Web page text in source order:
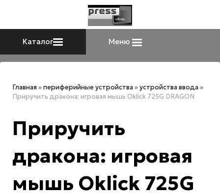
Каталог Меню
Главная »периферийные устройства »устройства ввода »
Приручить дракона: игровая мышь Oklick 725G DRAGON
Приручить
дракона: игровая
мышь Oklick 725G